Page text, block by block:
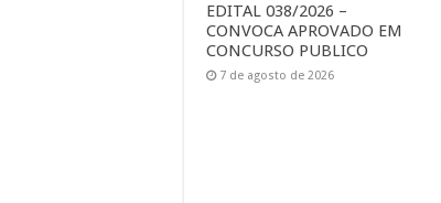
EDITAL 038/2026 –
CONVOCA APROVADO EM
CONCURSO PUBLICO
7 de agosto de 2026